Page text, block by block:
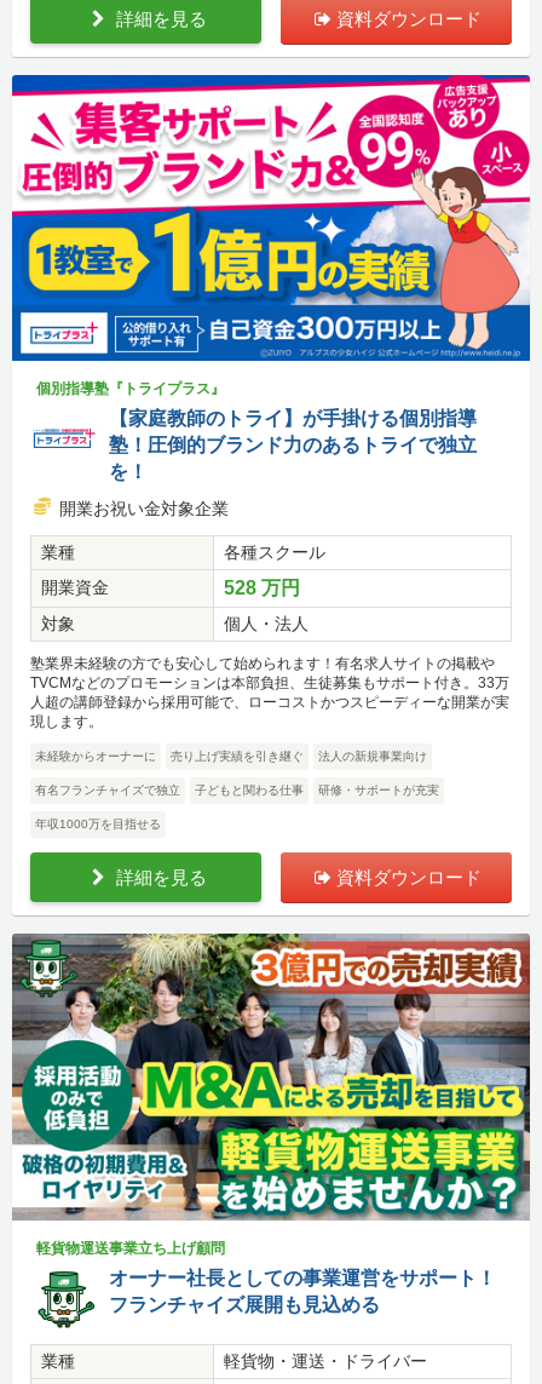
詳細を見る 資料ダウンロード
個別指導塾『トライプラス』
【家庭教師のトライ】が手掛ける個別指導
塾！圧倒的ブランド力のあるトライで独立
を！
開業お祝い金対象企業
業種
各種スクール
開業資金
528 万円
対象 個人・法人
塾業界未経験の方でも安心して始められます！有名求人サイトの掲載や
TVCMなどのプロモーションは本部負担、生徒募集もサポート付き。33万
人超の講師登録から採用可能で、ローコストかつスピーディーな開業が実
現します。
未経験からオーナーに 売り上げ実績を引き継ぐ 法人の新規事業向け
有名フランチャイズで独立 子どもと関わる仕事 研修・サポートが充実
年収1000万を目指せる
詳細を見る 資料ダウンロード
軽貨物運送事業立ち上げ顧問
オーナー社長としての事業運営をサポート！
フランチャイズ展開も見込める
業種
軽貨物・運送・ドライバー